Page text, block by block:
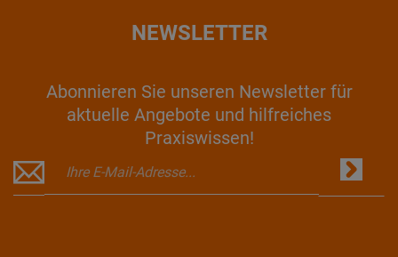
NEWSLETTER
Abonnieren Sie unseren Newsletter für
aktuelle Angebote und hilfreiches
Praxiswissen!